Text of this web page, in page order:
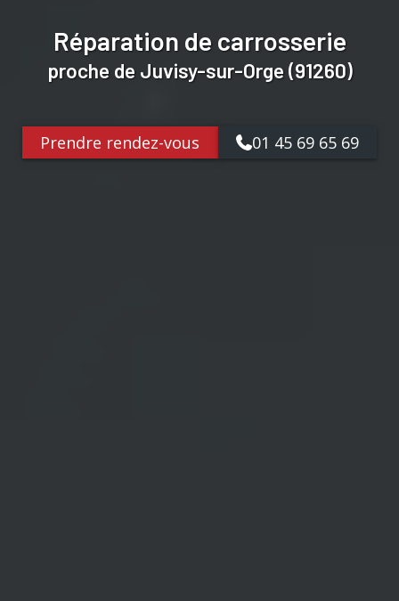
Réparation de carrosserie
proche de Juvisy-sur-Orge (91260)
Prendre rendez-vous 01 45 69 65 69